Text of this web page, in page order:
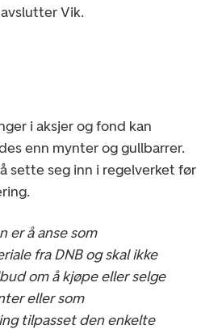
Vik.
i aksjer og fond kan
enn mynter og gullbarrer.
sette seg inn i regelverket før
er å anse som
fra DNB og skal ikke
om å kjøpe eller selge
eller som
tilpasset den enkelte